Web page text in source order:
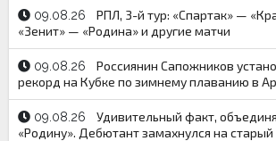
09.08.26
РПЛ, 3-й тур: «Спартак» —
«Зенит» — «Родина» и другие матчи
09.08.26
Россиянин Сапожников
рекорд на Кубке по зимнему плаванию в
09.08.26
Удивительный факт,
«Родину». Дебютант замахнулся на старый